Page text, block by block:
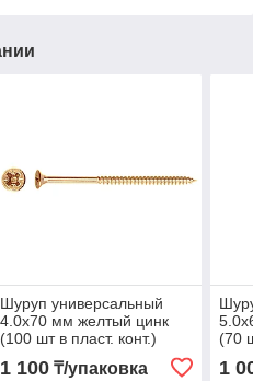
Шуруп универсальный
4.0х70 мм желтый цинк
(100 шт в пласт. конт.)
STARFIX
1 100₸/упаковка
(70
1